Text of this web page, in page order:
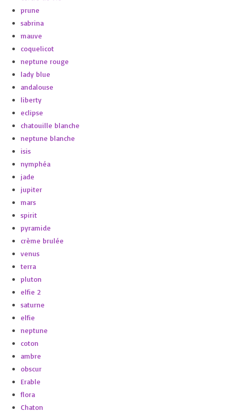
prune
sabrina
mauve
coquelicot
neptune rouge
lady blue
andalouse
liberty
eclipse
chatouille blanche
neptune blanche
isis
nymphéa
jade
jupiter
mars
spirit
pyramide
crème brulée
venus
terra
pluton
elfie 2
saturne
elfie
neptune
coton
ambre
obscur
Erable
flora
Chaton